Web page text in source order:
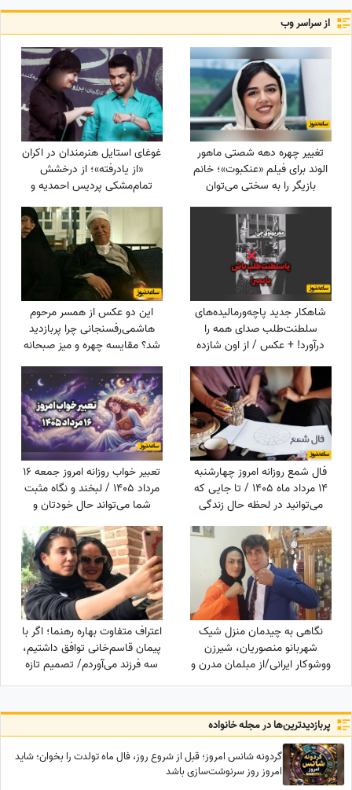
از سراسر وب
تغییر چهره دهه شصتی ماهور
الوند برای فیلم «عنکبوت»؛ خانم
بازیگر را به سختی می‌توان
غوغای استایل هنرمندان در اکران
«از یادرفته»؛ از درخشش
تمام‌مشکی پردیس احمدیه و
سینا مهراد و مجید مظفری
شاهکار جدید پاچه‌ورمالیده‌های
سلطنت‌طلب صدای همه را
درآورد! + عکس / از اون شازده
این دو عکس از همسر مرحوم
هاشمی‌رفسنجانی چرا پربازدید
شد؟ مقایسه چهره و میز صبحانه
فال شمع روزانه امروز چهارشنبه
14 مرداد ماه 1405 / تا جایی که
می‌توانید در لحظه حال زندگی
ببرید
تعبیر خواب روزانه امروز جمعه 16
مرداد 1405 / لبخند و نگاه مثبت
شما می‌تواند حال خودتان و
نگاهی به چیدمان منزل شیک
شهربانو منصوریان، شیرزن
ووشوکار ایرانی/از مبلمان مدرن و
اعتراف متفاوت بهاره رهنما؛ اگر با
پیمان قاسم‌خانی توافق داشتیم،
سه فرزند می‌آوردم/ تصمیم تازه
پربازدید‌ترین‌ها در مجله خانواده
گردونه شانس امروز؛ قبل از شروع روز، فال ماه تولدت را بخوان؛ شاید
امروز روز سرنوشت‌سازی باشد